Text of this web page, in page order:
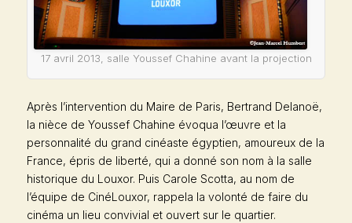
17 avril 2013, salle Youssef Chahine avant la projection
Après l’intervention du Maire de Paris, Bertrand Delanoë,
la nièce de Youssef Chahine évoqua l’œuvre et la
personnalité du grand cinéaste égyptien, amoureux de la
France, épris de liberté, qui a donné son nom à la salle
historique du Louxor. Puis Carole Scotta, au nom de
l’équipe de CinéLouxor, rappela la volonté de faire du
cinéma un lieu convivial et ouvert sur le quartier.